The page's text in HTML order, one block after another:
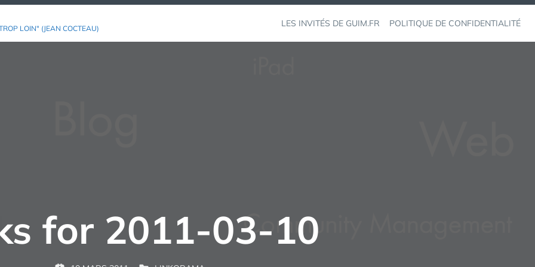
LOIN" (JEAN COCTEAU) LES INVITÉS DE GUIM.FR POLITIQUE DE CONFIDENTIALITÉ
for 2011-03-10